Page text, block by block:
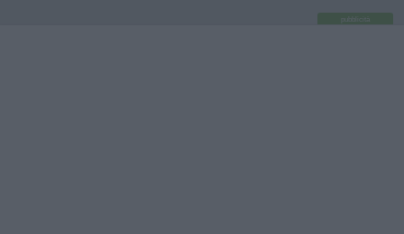
pubblicità